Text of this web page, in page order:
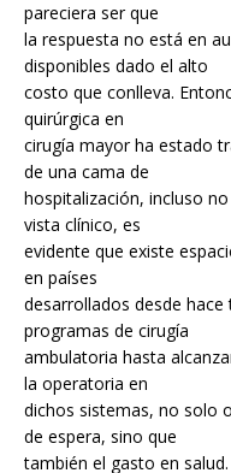
pareciera ser que
la respuesta no está en
disponibles dado el alto
costo que conlleva.
quirúrgica en
cirugía mayor ha estado
de una cama de
hospitalización, incluso
vista clínico, es
evidente que existe
en países
desarrollados desde
programas de cirugía
ambulatoria hasta
la operatoria en
dichos sistemas, no solo
de espera, sino que
también el gasto en